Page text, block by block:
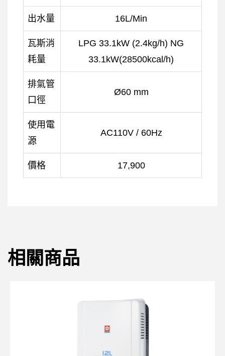
出水量 16L/Min
瓦斯消
耗量
LPG 33.1kW (2.4kg/h) NG
33.1kW(28500kcal/h)
排氣管
口徑
Ø60 mm
使用電
源
AC110V / 60Hz
價格 17,900
相關商品